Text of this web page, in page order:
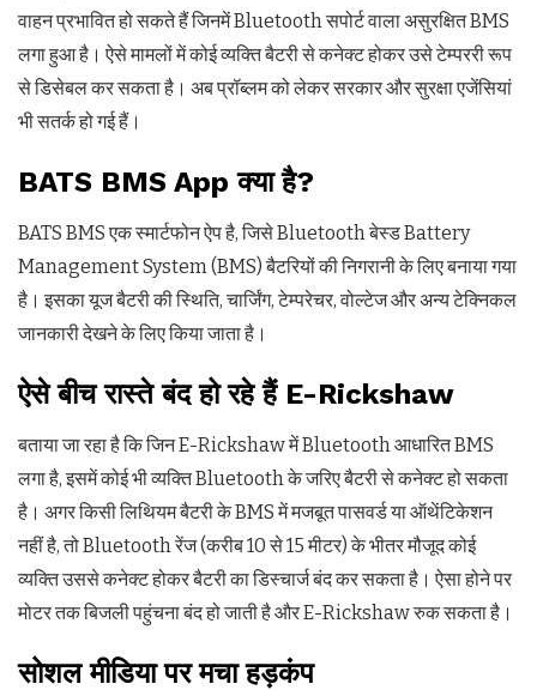
वाहन प्रभावित हो सकते हैं जिनमें Bluetooth सपोर्ट वाला असुरक्षित BMS
लगा हुआ है। ऐसे मामलों में कोई व्यक्ति बैटरी से कनेक्ट होकर उसे टेम्पररी रूप
से डिसेबल कर सकता है। अब प्रॉब्लम को लेकर सरकार और सुरक्षा एजेंसियां
भी सतर्क हो गई हैं।
BATS BMS App क्या है?
BATS BMS एक स्मार्टफोन ऐप है, जिसे Bluetooth बेस्ड Battery
Management System (BMS) बैटरियों की निगरानी के लिए बनाया गया
है। इसका यूज बैटरी की स्थिति, चार्जिंग, टेम्परेचर, वोल्टेज और अन्य टेक्निकल
जानकारी देखने के लिए किया जाता है।
ऐसे बीच रास्ते बंद हो रहे हैं E-Rickshaw
बताया जा रहा है कि जिन E-Rickshaw में Bluetooth आधारित BMS
लगा है, इसमें कोई भी व्यक्ति Bluetooth के जरिए बैटरी से कनेक्ट हो सकता
है। अगर किसी लिथियम बैटरी के BMS में मजबूत पासवर्ड या ऑथेंटिकेशन
नहीं है, तो Bluetooth रेंज (करीब 10 से 15 मीटर) के भीतर मौजूद कोई
व्यक्ति उससे कनेक्ट होकर बैटरी का डिस्चार्ज बंद कर सकता है। ऐसा होने पर
मोटर तक बिजली पहुंचना बंद हो जाती है और E-Rickshaw रुक सकता है।
सोशल मीडिया पर मचा हड़कंप